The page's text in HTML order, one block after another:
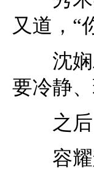
又道，“
沈娴雅
要冷静
之后，
容耀辉